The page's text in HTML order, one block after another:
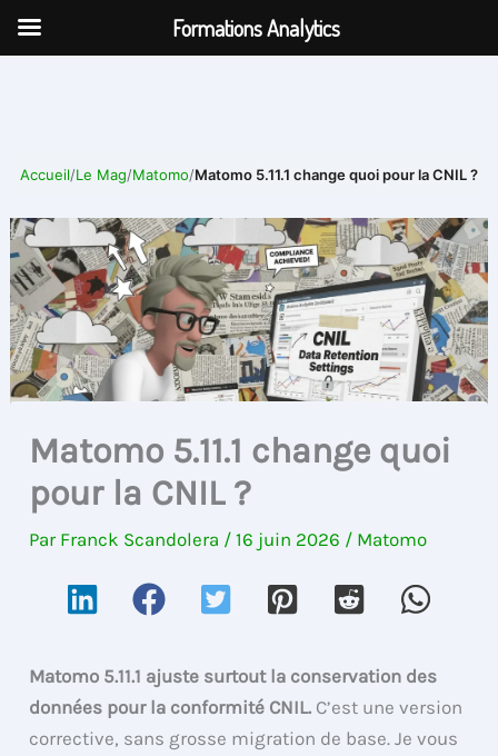
Aller
Accueil/Le Mag/Matomo/Matomo 5.11.1 change quoi pour la CNIL ?
Matomo 5.11.1 change quoi
pour la CNIL ?
Par Franck Scandolera /16 juin 2026 / Matomo
Matomo 5.11.1 ajuste surtout la conservation des
données pour la conformité CNIL. C’est une version
corrective, sans grosse migration de base. Je vous
Formations Analytics